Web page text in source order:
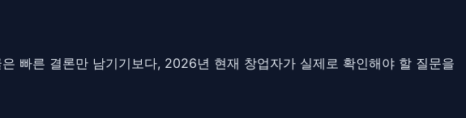
빠른 결론만 남기기보다, 2026년 현재 창업자가 실제로 확인해야 할 질문을